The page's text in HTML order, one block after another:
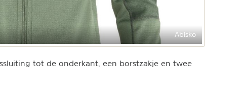
Abisko
tot de onderkant, een borstzakje en twee